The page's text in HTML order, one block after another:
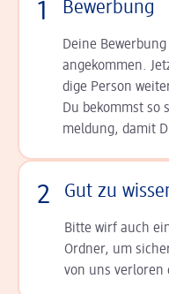
1 Bewerbung
Deine
angekommen.
dige Person
Du bekommst so
meldung, damit
2 Gut zu
Bitte wirf auch
Ordner, um
von uns verloren